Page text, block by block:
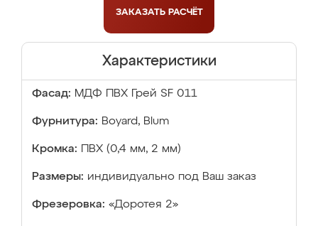
ЗАКАЗАТЬ РАСЧЁТ
Характеристики
Фасад: МДФ ПВХ Грей SF 011
Фурнитура: Boyard, Blum
Кромка: ПВХ (0,4 мм, 2 мм)
Размеры: индивидуально под Ваш заказ
Фрезеровка: «Доротея 2»